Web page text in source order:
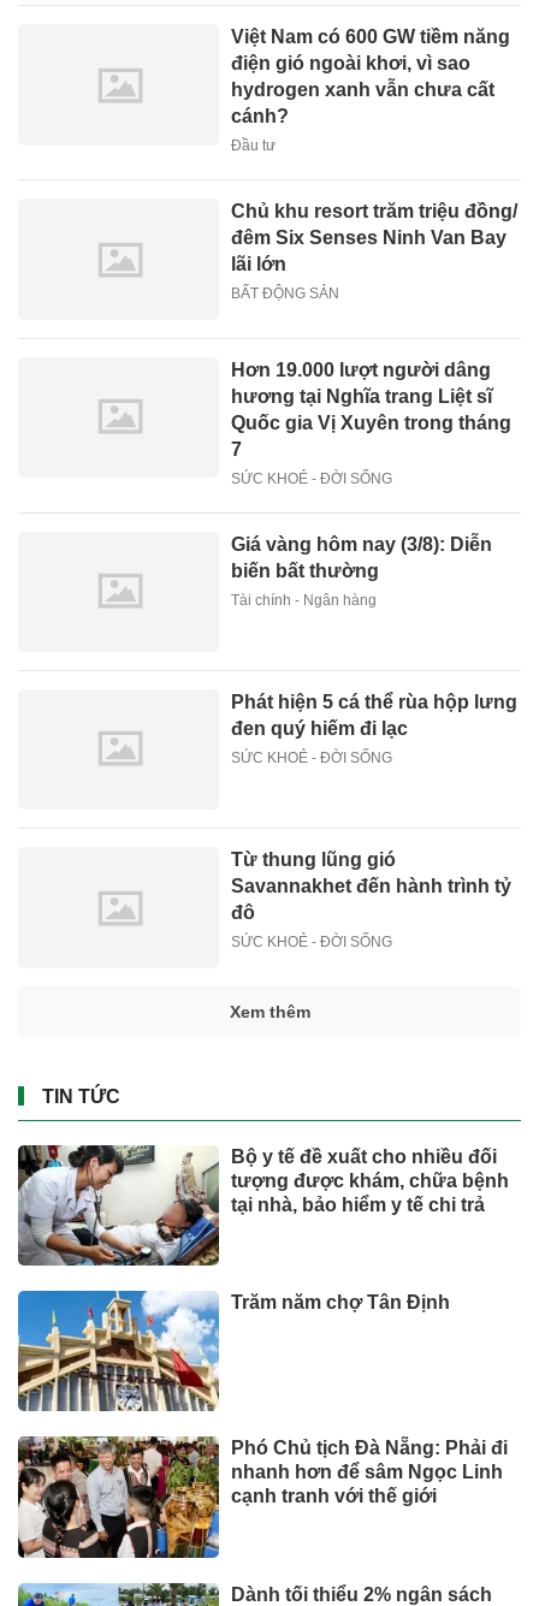
Việt Nam có 600 GW tiềm năng
điện gió ngoài khơi, vì sao
hydrogen xanh vẫn chưa cất
cánh?
Đầu tư
Chủ khu resort trăm triệu đồng/
đêm Six Senses Ninh Van Bay
lãi lớn
BẤT ĐỘNG SẢN
Hơn 19.000 lượt người dâng
hương tại Nghĩa trang Liệt sĩ
Quốc gia Vị Xuyên trong tháng
7
SỨC KHOẺ - ĐỜI SỐNG
Giá vàng hôm nay (3/8): Diễn
biến bất thường
Tài chính - Ngân hàng
Phát hiện 5 cá thể rùa hộp lưng
đen quý hiếm đi lạc
SỨC KHOẺ - ĐỜI SỐNG
Từ thung lũng gió
Savannakhet đến hành trình tỷ
đô
SỨC KHOẺ - ĐỜI SỐNG
Xem thêm
TIN TỨC
Bộ y tế đề xuất cho nhiều đối
tượng được khám, chữa bệnh
tại nhà, bảo hiểm y tế chi trả
Trăm năm chợ Tân Định
Phó Chủ tịch Đà Nẵng: Phải đi
nhanh hơn để sâm Ngọc Linh
cạnh tranh với thế giới
Dành tối thiểu 2% ngân sách